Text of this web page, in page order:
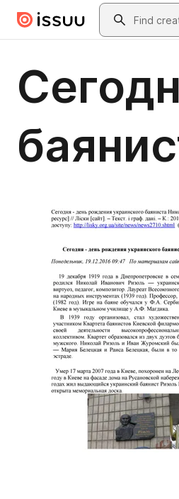
Skip to main contentSearch